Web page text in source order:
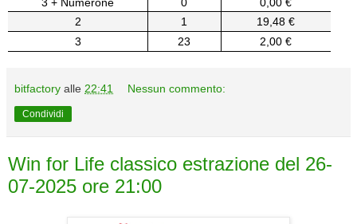
2
1
19,48 €
3
23 2,00 €
bitfactory alle 22:41 Nessun commento:
Condividi
Win for Life classico estrazione del 26-
07-2025 ore 21:00